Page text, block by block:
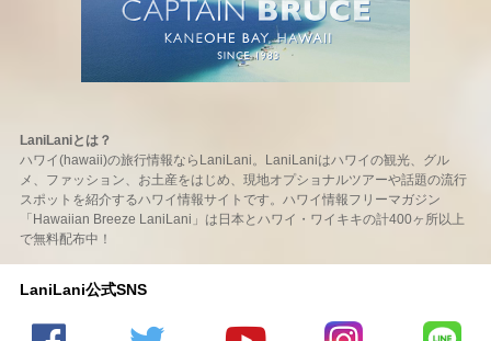
LaniLaniとは？
ハワイ(hawaii)の旅行情報ならLaniLani。LaniLaniはハワイの観光、グル
メ、ファッション、お土産をはじめ、現地オプショナルツアーや話題の流行
スポットを紹介するハワイ情報サイトです。ハワイ情報フリーマガジン
「Hawaiian Breeze LaniLani」は日本とハワイ・ワイキキの計400ヶ所以上
で無料配布中！
LaniLani公式SNS